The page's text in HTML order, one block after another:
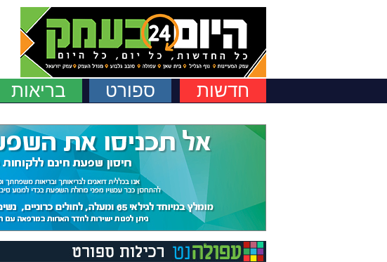
חדשות ספורט בריאות